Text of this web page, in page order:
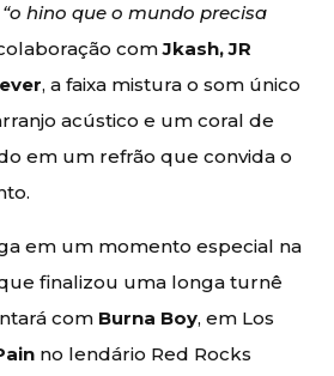
“o hino que o mundo precisa
comJkash, JR
, a faixa mistura o som único
acústico e um coral de
em um refrão que convida o
em um momento especial na
finalizou uma longa turnê
com Burna Boy, em Los
no lendário Red Rocks